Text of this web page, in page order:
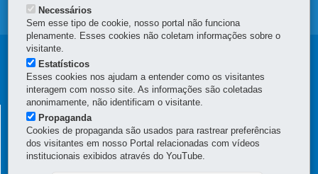
MAPA DO SITE
Navegação
Principal
CGECONTROLADORIA GERAL DO ESTADO
Rua Mateus Leme, nº 2018 - Centro Cívico-80530-010-Curitiba
MAPA
Necessários
Sem esse tipo de cookie, nosso portal não funciona
plenamente. Esses cookies não coletam informações sobre o
visitante.
Estatísticos
Esses cookies nos ajudam a entender como os visitantes
interagem com nosso site. As informações são coletadas
anonimamente, não identificam o visitante.
Propaganda
Cookies de propaganda são usados para rastrear preferências
dos visitantes em nosso Portal relacionadas com vídeos
institucionais exibidos através do YouTube.